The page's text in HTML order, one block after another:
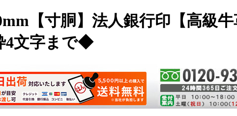
【寸胴】法人銀行印【高級
4文字まで◆